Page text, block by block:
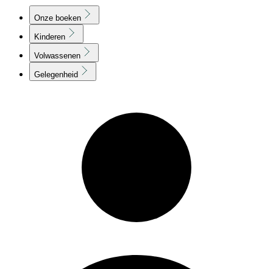
Onze boeken
Kinderen
Volwassenen
Gelegenheid